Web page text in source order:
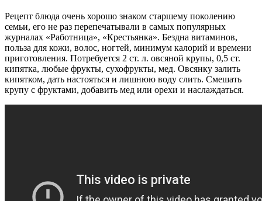
Рецепт блюда очень хорошо знаком старшему поколению
семьи, его не раз перепечатывали в самых популярных
журналах «Работница», «Крестьянка». Бездна витаминов,
польза для кожи, волос, ногтей, минимум калорий и времени
приготовления. Потребуется 2 ст. л. овсяной крупы, 0,5 ст.
кипятка, любые фрукты, сухофрукты, мед. Овсянку залить
кипятком, дать настояться и лишнюю воду слить. Смешать
крупу с фруктами, добавить мед или орехи и наслаждаться.